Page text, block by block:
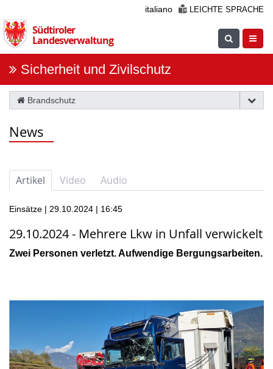
Sie
die
Navigation
italiano LEICHTE SPRACHE
Südtiroler
Landesverwaltung
Suche
Sicherheit und Zivilschutz
Brandschutz
News
Artikel Video Audio
Einsätze | 29.10.2024 | 16:45
29.10.2024 - Mehrere Lkw in Unfall verwickelt
Zwei Personen verletzt. Aufwendige Bergungsarbeiten.